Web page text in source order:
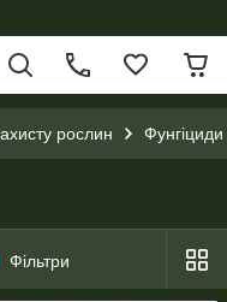
рослин Фунгіциди
Фільтри